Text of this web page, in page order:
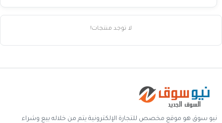
التسجيل في الموقع
لا توجد منتجات!
نيو سوق هو موقع مخصص للتجارة الإلكترونية يتم من خلاله بيع وشراء